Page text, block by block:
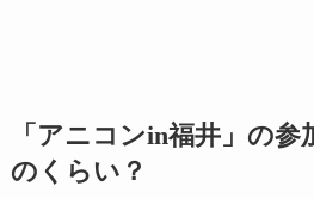
「アニコンin福井」の
のくらい？